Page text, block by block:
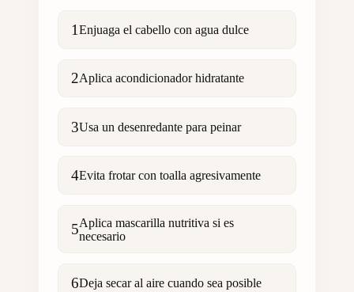
1 Enjuaga el cabello con agua dulce
2Aplica acondicionador hidratante
3Usa un desenredante para peinar
4Evita frotar con toalla agresivamente
5Aplica mascarilla nutritiva si es
necesario
6Deja secar al aire cuando sea posible